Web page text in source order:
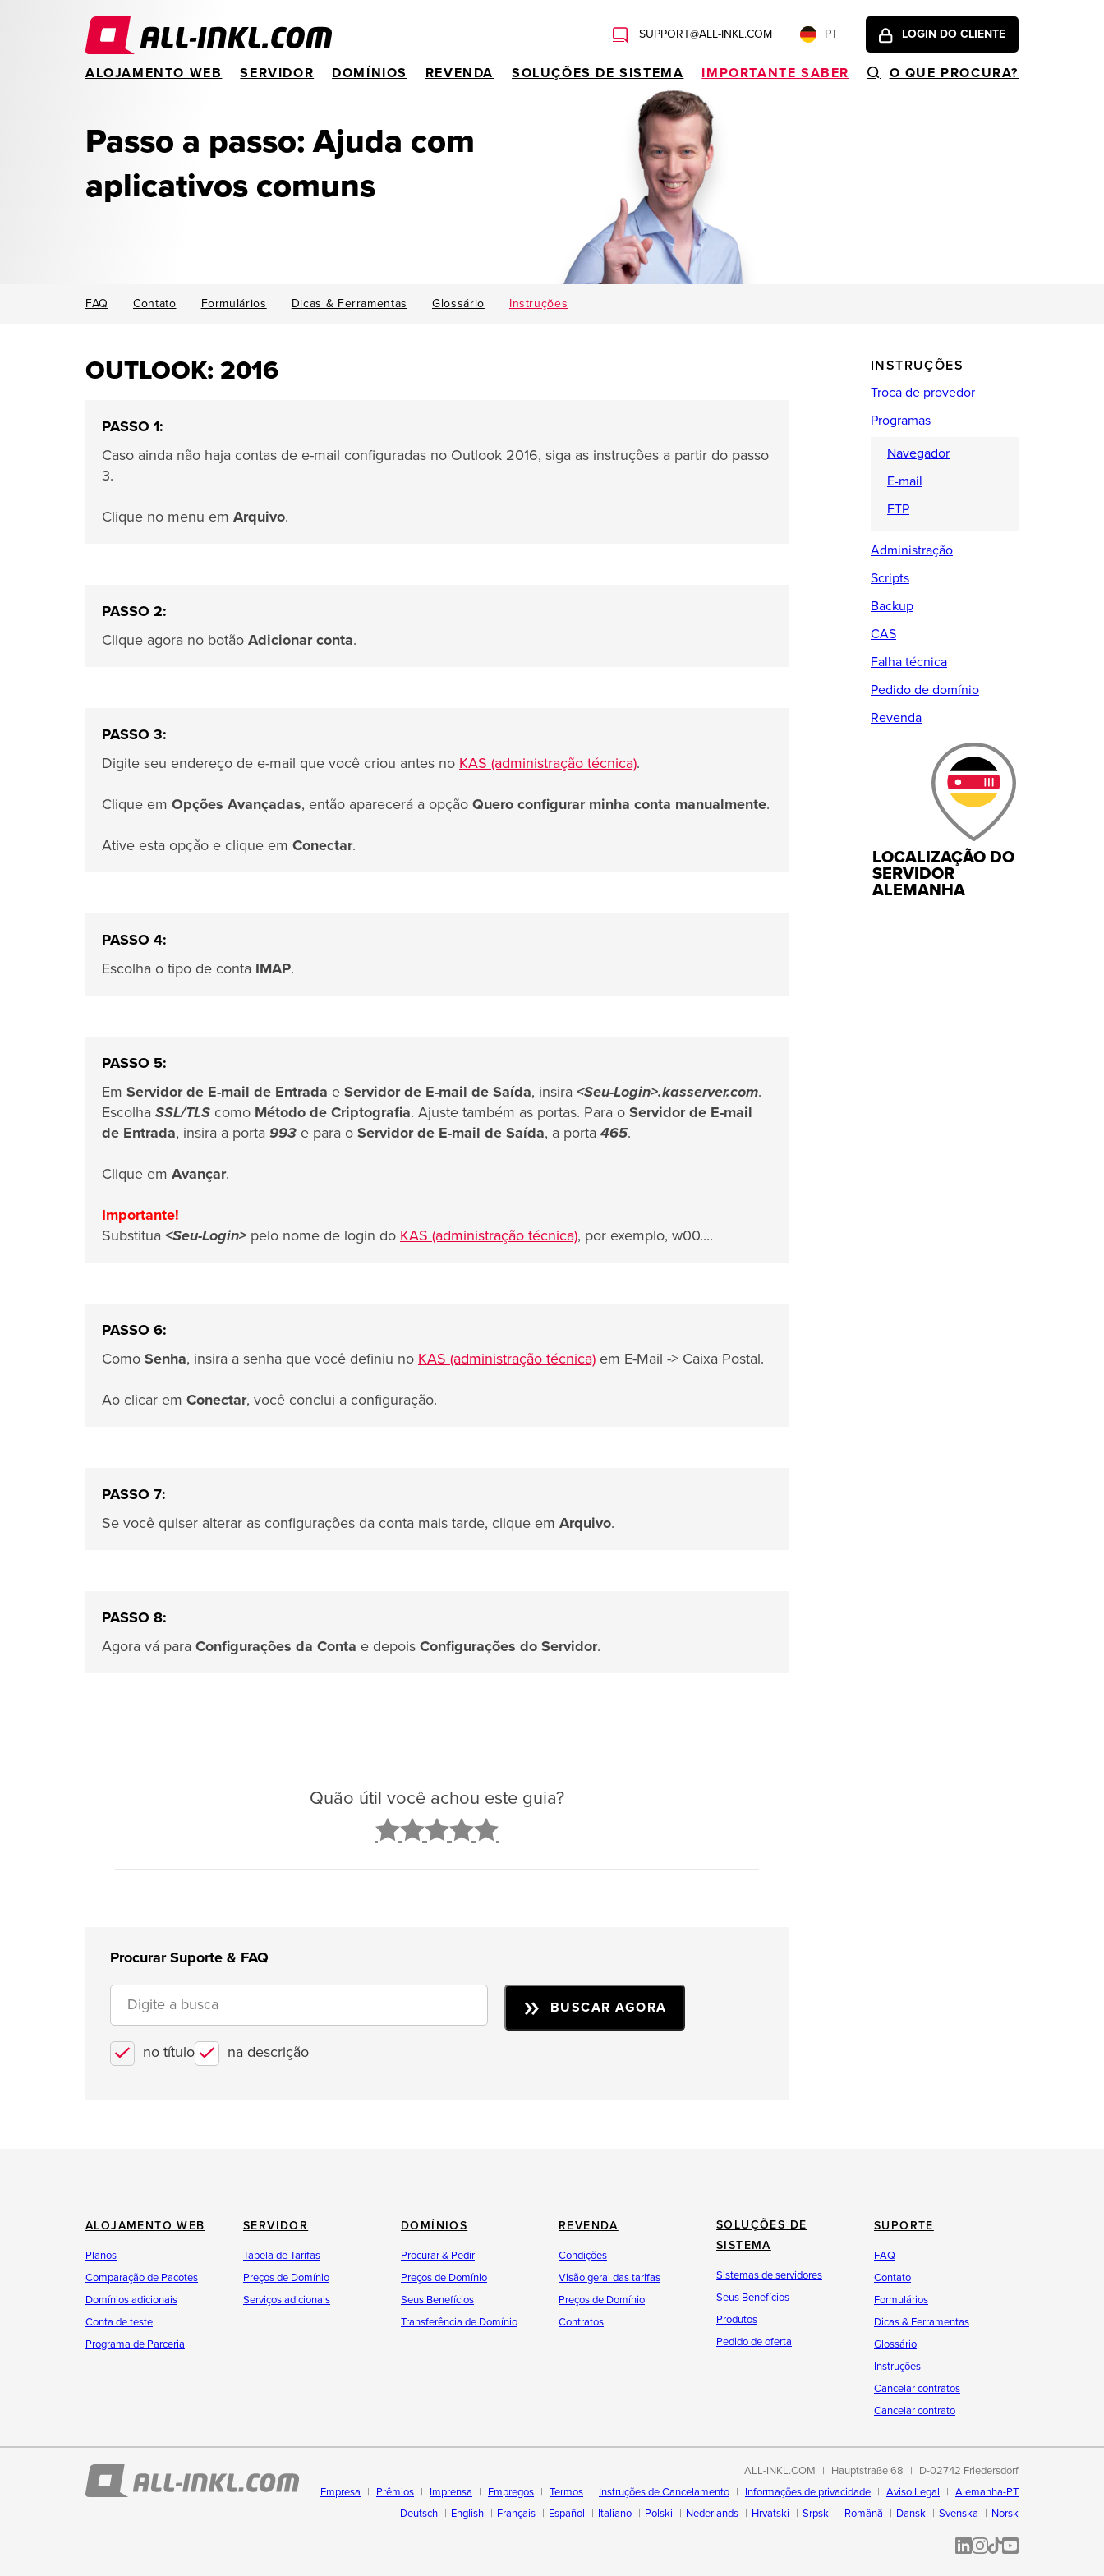
SUPPORT@ALL-INKL.COM PT LOGIN DO CLIENTE
ALOJAMENTO WEB SERVIDOR DOMÍNIOS REVENDA SOLUÇÕES DE SISTEMA IMPORTANTE SABER O QUE PROCURA?
Passo a passo: Ajuda com
aplicativos comuns
FAQ Contato Formulários Dicas & Ferramentas Glossário Instruções
OUTLOOK: 2016
PASSO 1:
Caso ainda não haja contas de e-mail configuradas no Outlook 2016, siga as instruções a partir do passo
3.
Clique no menu em Arquivo.
PASSO 2:
Clique agora no botão Adicionar conta.
PASSO 3:
Digite seu endereço de e-mail que você criou antes no KAS (administração técnica).
Clique em Opções Avançadas, então aparecerá a opção Quero configurar minha conta manualmente.
Ative esta opção e clique em Conectar.
PASSO 4:
Escolha o tipo de conta IMAP.
PASSO 5:
Em Servidor de E-mail de Entrada e Servidor de E-mail de Saída, insira <Seu-Login>.kasserver.com.
Escolha SSL/TLS como Método de Criptografia. Ajuste também as portas. Para o Servidor de E-mail
de Entrada, insira a porta 993 e para o Servidor de E-mail de Saída, a porta 465.
Clique em Avançar.
Importante!
Substitua <Seu-Login> pelo nome de login do KAS (administração técnica), por exemplo, w00....
PASSO 6:
Como Senha, insira a senha que você definiu no KAS (administração técnica) em E-Mail -> Caixa Postal.
Ao clicar em Conectar, você conclui a configuração.
PASSO 7:
Se você quiser alterar as configurações da conta mais tarde, clique em Arquivo.
PASSO 8:
Agora vá para Configurações da Conta e depois Configurações do Servidor.
Quão útil você achou este guia?
Procurar Suporte & FAQ
no título na descrição
BUSCAR AGORA
INSTRUÇÕES
Troca de provedor
Programas
Navegador
E-mail
FTP
Administração
Scripts
Backup
CAS
Falha técnica
Pedido de domínio
Revenda
LOCALIZAÇÃO DO
SERVIDOR
ALEMANHA
ALOJAMENTO WEB
Planos
Comparação de Pacotes
Domínios adicionais
Conta de teste
Programa de Parceria
SERVIDOR
Tabela de Tarifas
Preços de Domínio
Serviços adicionais
DOMÍNIOS
Procurar & Pedir
Preços de Domínio
Seus Benefícios
Transferência de Domínio
REVENDA
Condições
Visão geral das tarifas
Preços de Domínio
Contratos
SOLUÇÕES DE
SISTEMA
Sistemas de servidores
Seus Benefícios
Produtos
Pedido de oferta
SUPORTE
FAQ
Contato
Formulários
Dicas & Ferramentas
Glossário
Instruções
Cancelar contratos
Cancelar contrato
ALL-INKL.COM Hauptstraße 68
D-02742 Friedersdorf
Empresa
Prêmios Imprensa Empregos Termos Instruções de Cancelamento Informações de privacidade Aviso Legal
Alemanha-PT
Deutsch
English Français Español Italiano Polski Nederlands Hrvatski Srpski Română Dansk Svenska Norsk
ALL-INKL.COM | LinkedIn
ALL-INKL.COM • Instagram
ALL-INKL.COM | TikTok
ALLINKL.COM -